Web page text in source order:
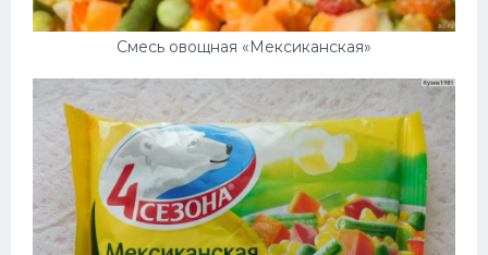
Смесь овощная «Мексиканская»
Печенье
Выпечка
Десерт
Напитки
Дизайн комнаты